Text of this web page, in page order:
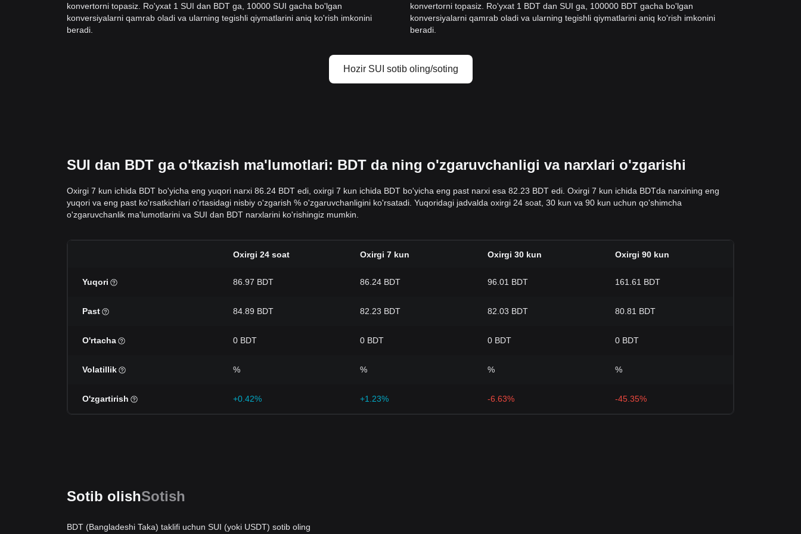
konvertorni topasiz. Ro'yxat 1 SUI dan BDT ga, 10000 SUI gacha bo'lgan
konversiyalarni qamrab oladi va ularning tegishli qiymatlarini aniq ko'rish imkonini
beradi.
konvertorni topasiz. Ro'yxat 1 BDT dan SUI ga, 100000 BDT gacha bo'lgan
konversiyalarni qamrab oladi va ularning tegishli qiymatlarini aniq ko'rish imkonini
beradi.
Hozir SUI sotib oling/soting
SUI dan BDT ga o'tkazish ma'lumotlari: BDT da ning o'zgaruvchanligi va narxlari o'zgarishi
Oxirgi 7 kun ichida BDT bo'yicha eng yuqori narxi 86.24 BDT edi, oxirgi 7 kun ichida BDT bo'yicha eng past narxi esa 82.23 BDT edi. Oxirgi 7 kun ichida BDTda narxining eng
yuqori va eng past ko'rsatkichlari o'rtasidagi nisbiy o'zgarish % o'zgaruvchanligini ko'rsatadi. Yuqoridagi jadvalda oxirgi 24 soat, 30 kun va 90 kun uchun qo'shimcha
o'zgaruvchanlik ma'lumotlarini va SUI dan BDT narxlarini ko'rishingiz mumkin.
Oxirgi 24 soat Oxirgi 7 kun Oxirgi 30 kun Oxirgi 90 kun
Yuqori 86.97 BDT 86.24 BDT 96.01 BDT 161.61 BDT
Past 84.89 BDT 82.23 BDT 82.03 BDT 80.81 BDT
O'rtacha 0 BDT 0 BDT 0 BDT 0 BDT
Volatillik % % % %
O'zgartirish +0.42% +1.23% -6.63% -45.35%
Sotib olishSotish
BDT (Bangladeshi Taka) taklifi uchun SUI (yoki USDT) sotib oling